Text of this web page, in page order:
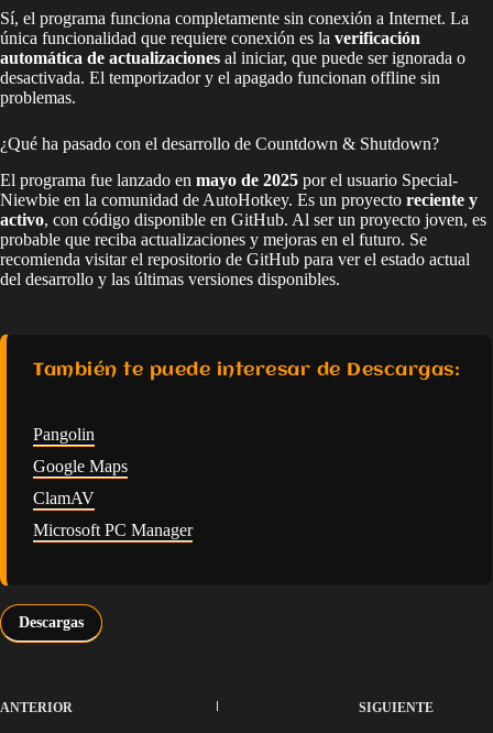
Sí, el programa funciona completamente sin conexión a Internet. La
única funcionalidad que requiere conexión es la verificación
automática de actualizaciones al iniciar, que puede ser ignorada o
desactivada. El temporizador y el apagado funcionan offline sin
problemas.
¿Qué ha pasado con el desarrollo de Countdown & Shutdown?
El programa fue lanzado en mayo de 2025 por el usuario Special-
Niewbie en la comunidad de AutoHotkey. Es un proyecto reciente y
activo, con código disponible en GitHub. Al ser un proyecto joven, es
probable que reciba actualizaciones y mejoras en el futuro. Se
recomienda visitar el repositorio de GitHub para ver el estado actual
del desarrollo y las últimas versiones disponibles.
También te puede interesar de Descargas:
Pangolin
Google Maps
ClamAV
Microsoft PC Manager
Descargas
ANTERIOR SIGUIENTE